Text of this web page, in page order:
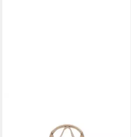
tlg), Für Damen